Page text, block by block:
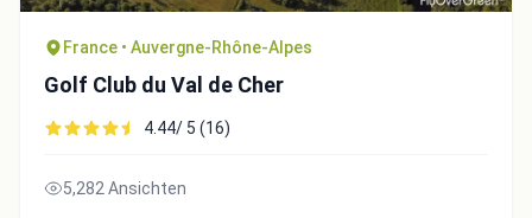
France • Auvergne-Rhône-Alpes
Golf Club du Val de Cher
4.44/ 5 (16)
5,282 Ansichten